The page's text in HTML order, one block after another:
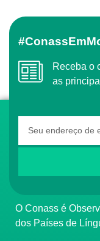
Receba o conteúdo semanal do Conass com
as
O Conass é Observador Consultivo da Comunidade
dos Países de